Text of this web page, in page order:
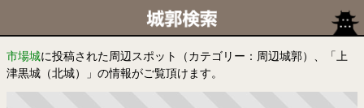
市場城に投稿された周辺スポット（カテゴリー：周辺城郭）、「上
津黒城（北城）」の情報がご覧頂けます。